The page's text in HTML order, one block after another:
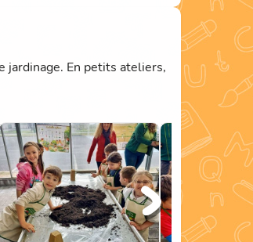
jardinage. En petits ateliers,